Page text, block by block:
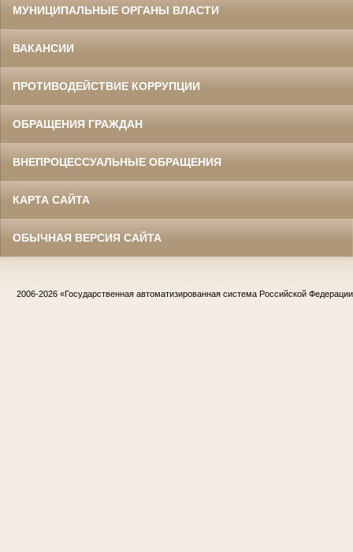
МУНИЦИПАЛЬНЫЕ ОРГАНЫ ВЛАСТИ
ВАКАНСИИ
ПРОТИВОДЕЙСТВИЕ КОРРУПЦИИ
ОБРАЩЕНИЯ ГРАЖДАН
ВНЕПРОЦЕССУАЛЬНЫЕ ОБРАЩЕНИЯ
КАРТА САЙТА
ОБЫЧНАЯ ВЕРСИЯ САЙТА
2006-2026 «Государственная автоматизированная система Российской